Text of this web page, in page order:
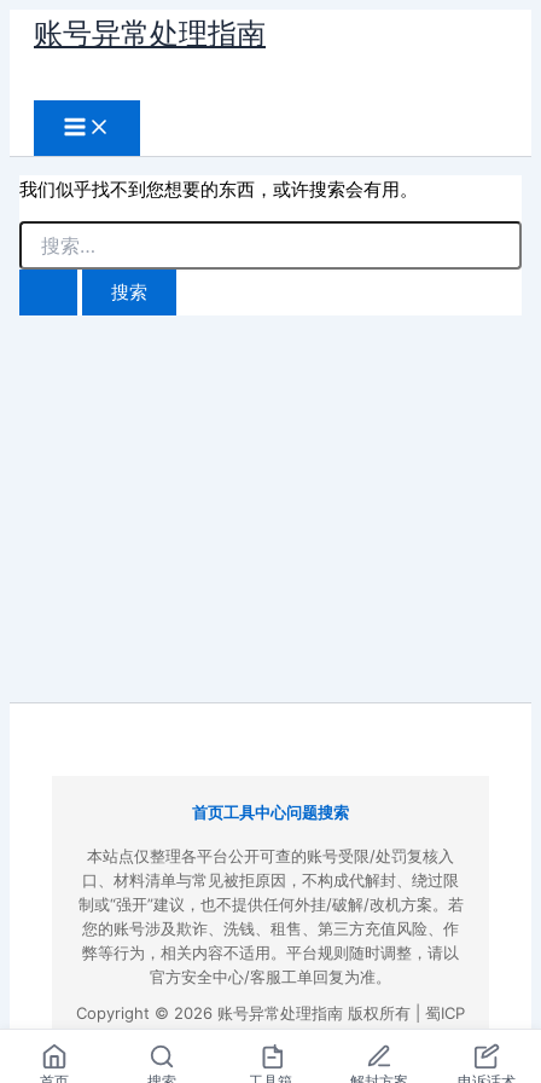
账号异常处理指南
索
我们似乎找不到您想要的东西，或许搜索会有用。
搜
索：
首页工具中心问题搜索
本站点仅整理各平台公开可查的账号受限/处罚复核入
口、材料清单与常见被拒原因，不构成代解封、绕过限
制或“强开”建议，也不提供任何外挂/破解/改机方案。若
您的账号涉及欺诈、洗钱、租售、第三方充值风险、作
弊等行为，相关内容不适用。平台规则随时调整，请以
官方安全中心/客服工单回复为准。
Copyright © 2026 账号异常处理指南 版权所有 | 蜀ICP